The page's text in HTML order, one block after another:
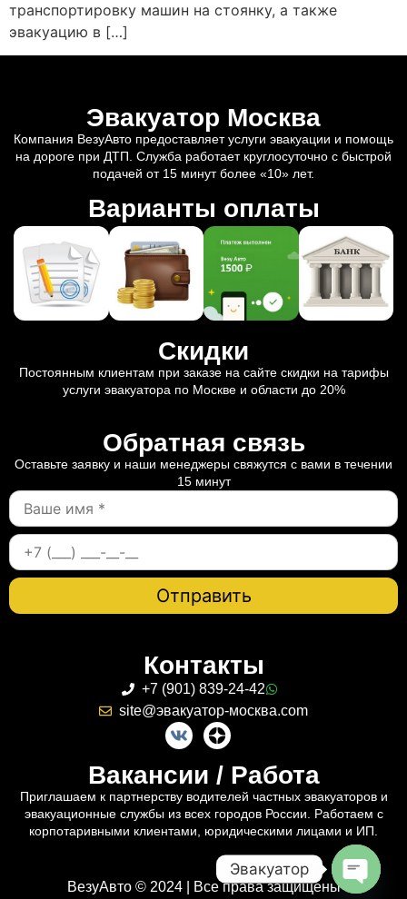
транспортировку машин на стоянку, а также
эвакуацию в […]
Эвакуатор Москва
Компания ВезуАвто предоставляет услуги эвакуации и помощь
на дороге при ДТП. Служба работает круглосуточно с быстрой
подачей от 15 минут более «10» лет.
Варианты оплаты
Скидки
Постоянным клиентам при заказе на сайте скидки на тарифы
услуги эвакуатора по Москве и области до 20%
Обратная связь
Оставьте заявку и наши менеджеры свяжутся с вами в течении
15 минут
Контакты
+7 (901) 839-24-42
site@эвакуатор-москва.com
Вакансии / Работа
Приглашаем к партнерству водителей частных эвакуаторов и
эвакуационные службы из всех городов России. Работаем с
корпотаривными клиентами, юридическими лицами и ИП.
ВезуАвто © 2024 | Все права защищены
Эвакуатор